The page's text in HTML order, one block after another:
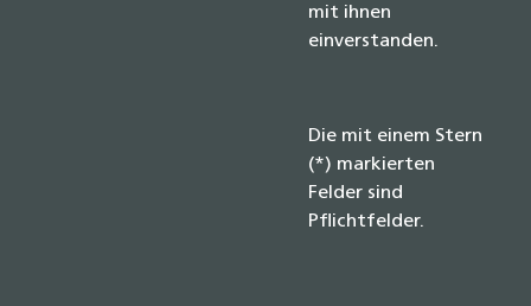
mit ihnen
einverstanden.
Die mit einem Stern
(*) markierten
Felder sind
Pflichtfelder.